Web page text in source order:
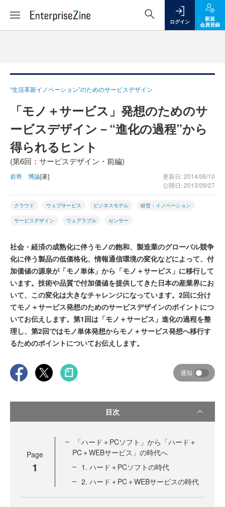
ログイン
新規
会員登録
“生活革新イノベーション”のためのサービスデザイン
「モノ＋サービス」発想のためのサ
ービスデザイン－“進化の過程”から
得られるヒント
(第6回：サービスデザイン・前編)
岩嵜 博論[著]
更新日: 2014/06/10
公開日: 2013/09/27
クラウド ウェブサービス ビジネスモデル 経営・イノベーション
サービスデザイン ウェアラブル センサー
社会・経済の成熟化に伴うモノの飽和、製造業のグローバル競争
化に伴う製品の低価格化、情報通信環境の変化などによって、付
加価値の源泉が「モノ単体」から「モノ＋サービス」に移行して
います。技術や品質で付加価値を提供してきた日本の産業界にお
いて、この変化は大きなチャレンジになっています。2回に分け
てモノ＋サービス発想のためのサービスデザインのポイントにつ
いてお伝えします。第1回は「モノ＋サービス」進化の過程を整
理し、第2回ではモノ単体発想からモノ＋サービス発想へ移行す
るためのポイントについてお伝えします。
通知
目次
Page
1
「ハード＋PCソフト」から「ハード＋
PC＋WEBサービス」の時代へ
1. ハード＋PCソフトの時代
2. ハード＋PC＋WEBサービスの時代